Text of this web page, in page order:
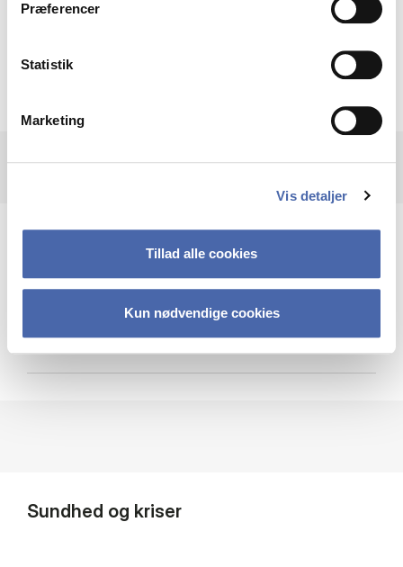
Præferencer
Statistik
Marketing
Vis detaljer
Tillad alle cookies
Kun nødvendige cookies
Krigen i Ukraine
Cybersikkerhed
Sundhed og kriser